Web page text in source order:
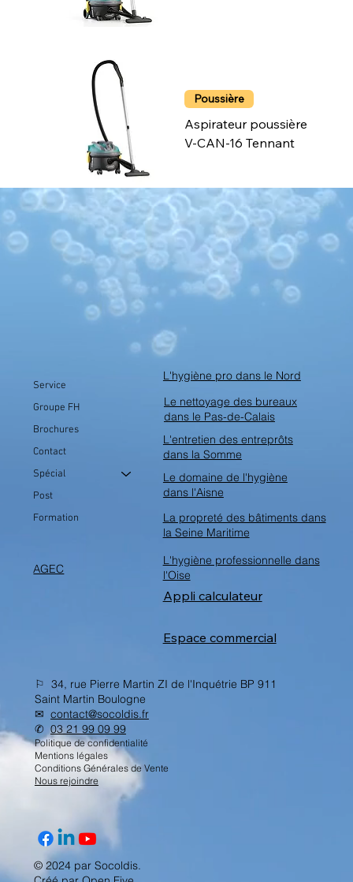
Poussière
Aspirateur poussière
V-CAN-16 Tennant
Service
Groupe FH
Brochures
Contact
Spécial
Post
Formation
AGEC
L'hygiène pro dans le Nord
Le nettoyage des bureaux
dans le Pas-de-Calais
L'entretien des entreprôts
dans la Somme
Le domaine de l'hygiène
dans l'Aisne
La propreté des bâtiments dans
la Seine Maritime
L'hygiène professionnelle dans
l'Oise
Espace commercial
Appli calculateur
⚐ 34, rue Pierre Martin ZI de l'Inquétrie BP 911
Saint Martin Boulogne
✉︎ contact@socoldis.fr
✆03 21 99 09 99
Politique de confidentialité
Mentions légales
Conditions Générales de Vente
Nous rejoindre
© 2024 par Socoldis.